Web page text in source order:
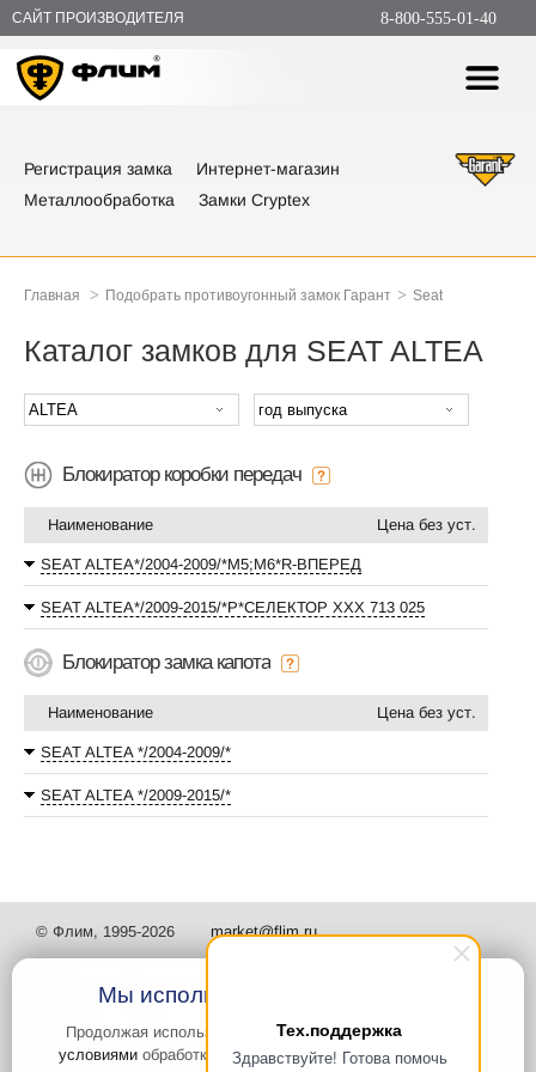
Тех.поддержка
Здравствуйте! Готова помочь
САЙТ ПРОИЗВОДИТЕЛЯ 8-800-555-01-40
Регистрация замка
Интернет-магазин
Металлообработка
Замки Cryptex
Главная > Подобрать противоугонный замок Гарант > Seat
Каталог замков для SEAT ALTEA
Блокиратор коробки передач
Наименование Цена без уст.
SEAT ALTEA*/2004-2009/*М5;М6*R-ВПЕРЕД
SEAT ALTEA*/2009-2015/*P*СЕЛЕКТОР XXX 713 025
Блокиратор замка капота
Наименование Цена без уст.
SEAT ALTEA */2004-2009/*
SEAT ALTEA */2009-2015/*
© Флим, 1995-2026 market@flim.ru
Мы используем файлы Cookies
Продолжая использовать наш сайт, высоглашаетесь с
условиями обработки cookie-файлов и пользовательских